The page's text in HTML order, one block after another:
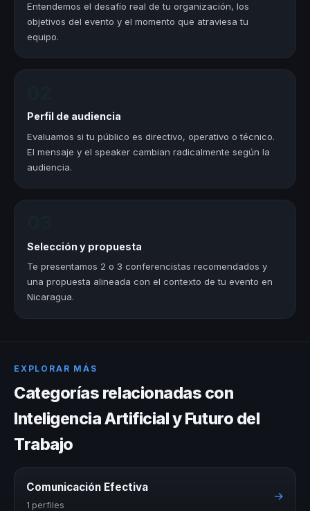
Entendemos el desafío real de tu organización, los
objetivos del evento y el momento que atraviesa tu
equipo.
Perfil de audiencia
Evaluamos si tu público es directivo, operativo o técnico.
El mensaje y el speaker cambian radicalmente según la
audiencia.
Selección y propuesta
Te presentamos 2 o 3 conferencistas recomendados y
una propuesta alineada con el contexto de tu evento en
Nicaragua.
EXPLORAR MÁS
Categorías relacionadas con
Inteligencia Artificial y Futuro del
Trabajo
Comunicación Efectiva
1 perfiles
→